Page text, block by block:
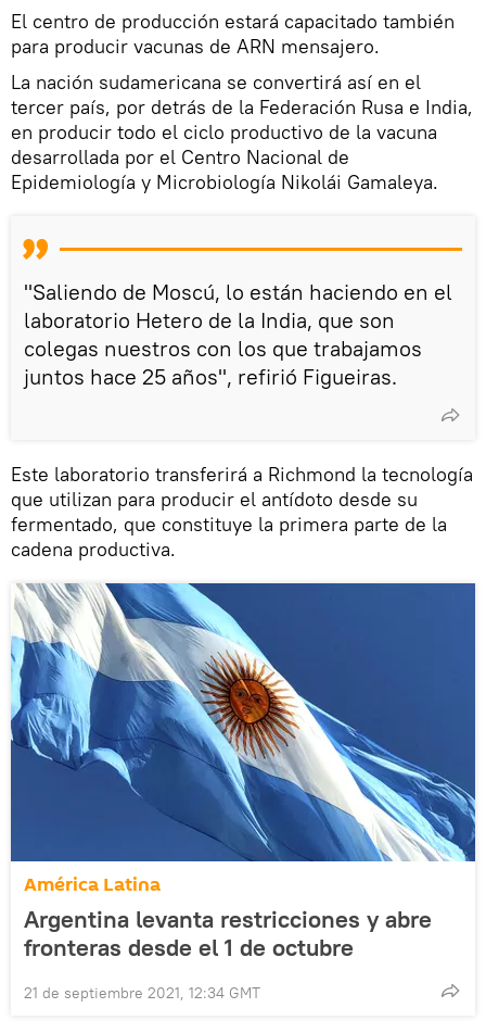
El centro de producción estará capacitado también
para producir vacunas de ARN mensajero.
La nación sudamericana se convertirá así en el
tercer país, por detrás de la Federación Rusa e India,
en producir todo el ciclo productivo de la vacuna
desarrollada por el Centro Nacional de
Epidemiología y Microbiología Nikolái Gamaleya.
"Saliendo de Moscú, lo están haciendo en el
laboratorio Hetero de la India, que son
colegas nuestros con los que trabajamos
juntos hace 25 años", refirió Figueiras.
Este laboratorio transferirá a Richmond la tecnología
que utilizan para producir el antídoto desde su
fermentado, que constituye la primera parte de la
cadena productiva.
América Latina
Argentina levanta restricciones y abre
fronteras desde el 1 de octubre
21 de septiembre 2021, 12:34 GMT